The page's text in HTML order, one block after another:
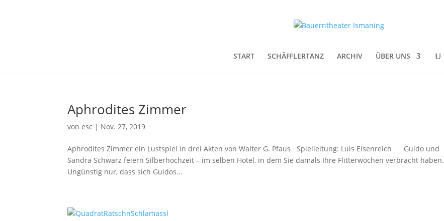
START SCHÄFFLERTANZ ARCHIV ÜBER UNS
Aphrodites Zimmer
vonesc | Nov. 27, 2019
Aphrodites Zimmer ein Lustspiel in drei Akten von Walter G. Pfaus Spielleitung: Luis Eisenreich Guido und
Sandra Schwarz feiern Silberhochzeit – im selben Hotel, in dem Sie damals Ihre Flitterwochen verbracht haben.
Ungünstig nur, dass sich Guidos...